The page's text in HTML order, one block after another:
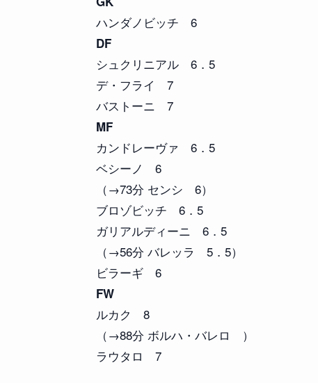
ハンダノビッチ 6
DF
シュクリニアル 6．5
デ・フライ 7
バストーニ 7
MF
カンドレーヴァ 6．5
ベシーノ 6
（→73分 センシ 6）
ブロゾビッチ 6．5
ガリアルディーニ 6．5
（→56分 バレッラ 5．5）
ビラーギ 6
FW
ルカク 8
（→88分 ボルハ・バレロ ）
ラウタロ 7